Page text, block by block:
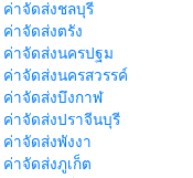
ค่าจัดส่งชลบุรี
ค่าจัดส่งตรัง
ค่าจัดส่งนครปฐม
ค่าจัดส่งนครสวรรค์
ค่าจัดส่งบึงกาฬ
ค่าจัดส่งปราจีนบุรี
ค่าจัดส่งพังงา
ค่าจัดส่งภูเก็ต